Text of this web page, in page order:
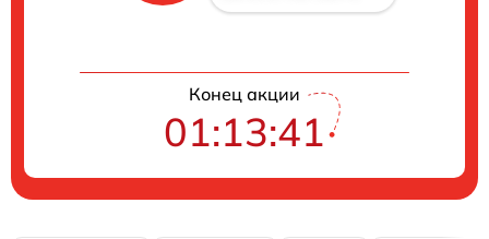
Конец акции
01:13:41